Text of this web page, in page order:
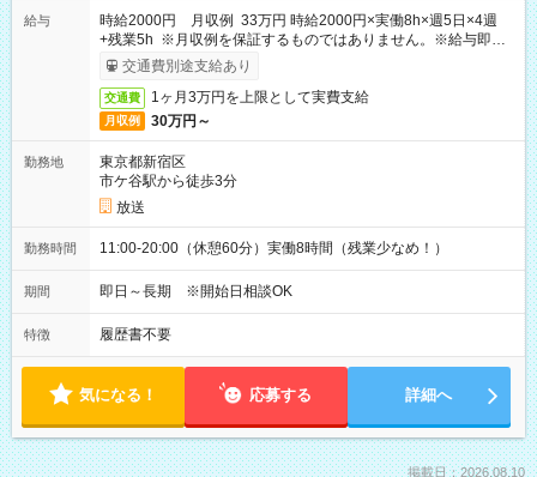
給与
時給2000円 月収例 33万円 時給2000円×実働8h×週5日×4週
+残業5h ※月収例を保証するものではありません。※給与即受
取りサービス利用可（利用条件有）
交通費別途支給あり
交通費 1ヶ月3万円を上限として実費支給
月収例 30万円～
勤務地
東京都新宿区
市ケ谷駅から徒歩3分
放送
勤務時間 11:00-20:00（休憩60分）実働8時間（残業少なめ！）
期間 即日～長期 ※開始日相談OK
特徴 履歴書不要
気になる！ 応募する 詳細へ
掲載日：2026.08.10